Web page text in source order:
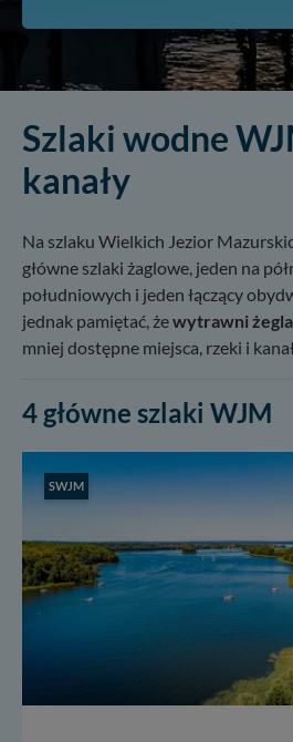
Szlaki wodne
kanały
Na szlaku Wielkich Jezior
główne szlaki żaglowe, jeden na
południowych i jeden łączący
jednak pamiętać, żewytrawni
mniej dostępne miejsca, rzeki i
4 główne szlaki WJM
SWJM